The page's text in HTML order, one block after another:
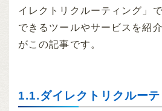
イレクトリクルーティング」
できるツールやサービスを紹
がこの記事です。
1.1.ダイレクトリクルー